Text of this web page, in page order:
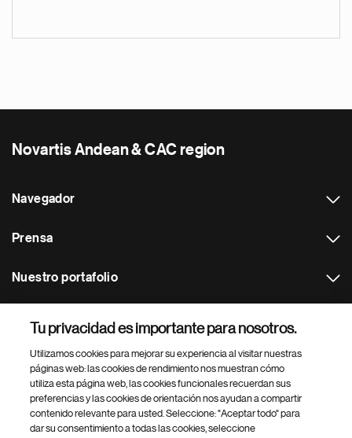
Novartis Andean & CAC region
Navegador
Prensa
Nuestro portafolio
Footer Site Search
Tu privacidad es importante para nosotros.
Utilizamos cookies para mejorar su experiencia al visitar nuestras
páginas web: las cookies de rendimiento nos muestran cómo
utiliza esta página web, las cookies funcionales recuerdan sus
preferencias y las cookies de orientación nos ayudan a compartir
contenido relevante para usted. Seleccione: "Aceptar todo" para
dar su consentimiento a todas las cookies, seleccione